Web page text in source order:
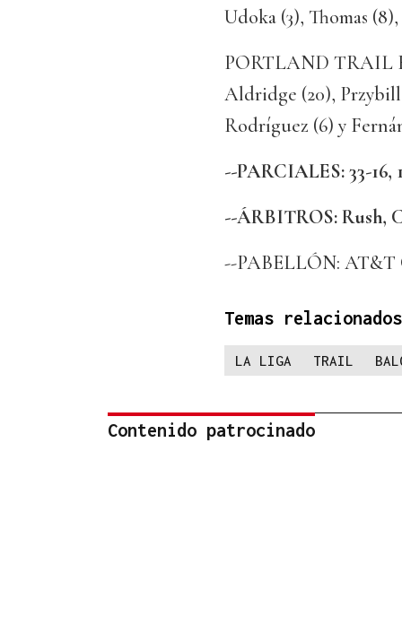
Udoka (3), Thomas
PORTLAND TRAIL
Aldridge (20),
Rodríguez (6) y
--PARCIALES: 33-16,
--ÁRBITROS: Rush,
--PABELLÓN: AT&T
Temas relacionados
LA LIGA TRAIL
Contenido patrocinado